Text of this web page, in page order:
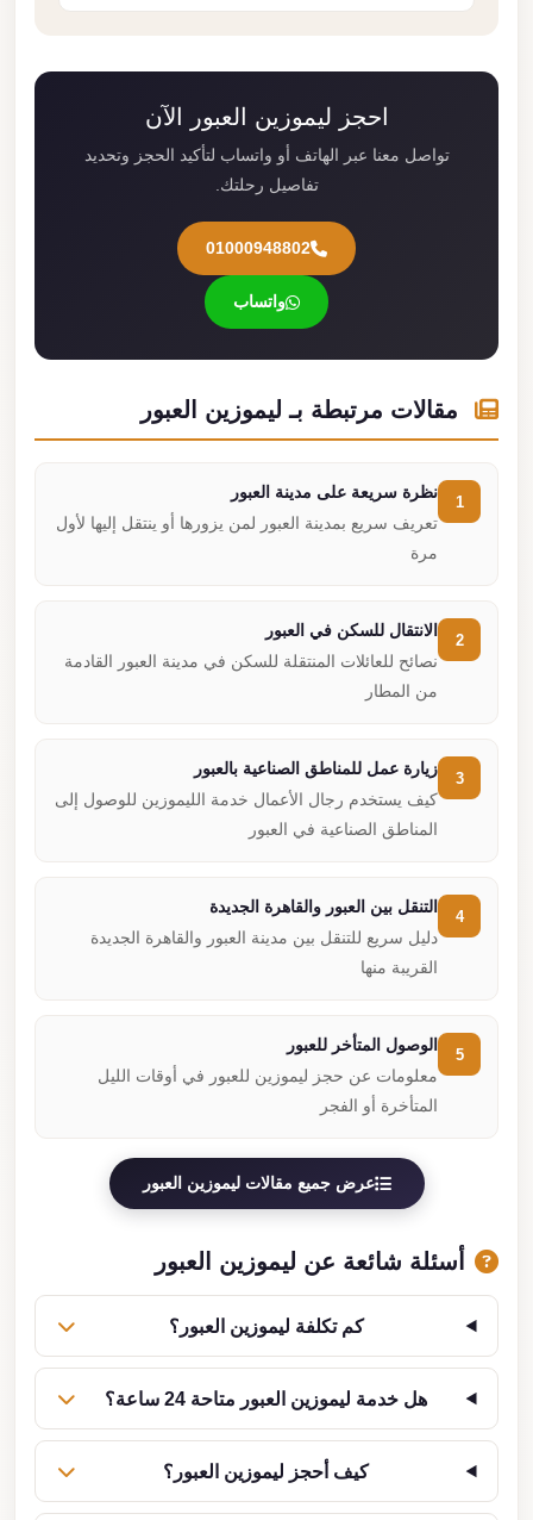
احجز ليموزين العبور الآن
تواصل معنا عبر الهاتف أو واتساب لتأكيد الحجز وتحديد
تفاصيل رحلتك.
01000948802
واتساب
مقالات مرتبطة بـ ليموزين العبور
نظرة سريعة على مدينة العبور
تعريف سريع بمدينة العبور لمن يزورها أو ينتقل إليها لأول
مرة
الانتقال للسكن في العبور
نصائح للعائلات المنتقلة للسكن في مدينة العبور القادمة
من المطار
زيارة عمل للمناطق الصناعية بالعبور
كيف يستخدم رجال الأعمال خدمة الليموزين للوصول إلى
المناطق الصناعية في العبور
التنقل بين العبور والقاهرة الجديدة
دليل سريع للتنقل بين مدينة العبور والقاهرة الجديدة
القريبة منها
الوصول المتأخر للعبور
معلومات عن حجز ليموزين للعبور في أوقات الليل
المتأخرة أو الفجر
عرض جميع مقالات ليموزين العبور
أسئلة شائعة عن ليموزين العبور
كم تكلفة ليموزين العبور؟
هل خدمة ليموزين العبور متاحة 24 ساعة؟
كيف أحجز ليموزين العبور؟